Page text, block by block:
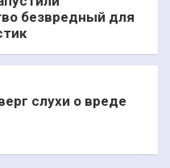
безвредный для
слухи о вреде